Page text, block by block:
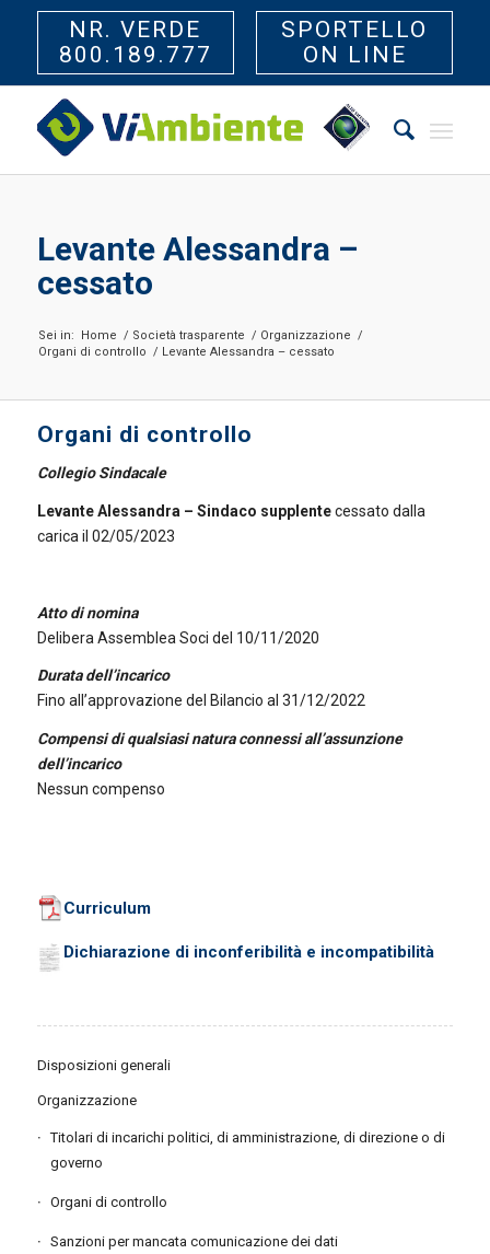
NR. VERDE
800.189.777
SPORTELLO
ON LINE
Levante Alessandra –
cessato
Sei in: Home / Società trasparente / Organizzazione /
Organi di controllo / Levante Alessandra – cessato
Organi di controllo
Collegio Sindacale
Levante Alessandra – Sindaco supplentecessato dalla
carica il 02/05/2023
Atto di nomina
Delibera Assemblea Soci del 10/11/2020
Durata dell’incarico
Fino all’approvazione del Bilancio al 31/12/2022
Compensi di qualsiasi natura connessi all’assunzione
dell’incarico
Nessun compenso
Curriculum
Dichiarazione di inconferibilità e incompatibilità
Disposizioni generali
Organizzazione
Titolari di incarichi politici, di amministrazione, di direzione o di
governo
Organi di controllo
Sanzioni per mancata comunicazione dei dati